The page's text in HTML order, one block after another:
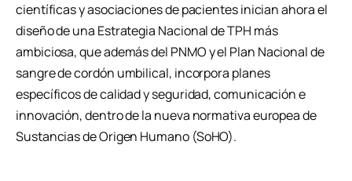
científicas y asociaciones de pacientes inician ahora el
diseño de una Estrategia Nacional de TPH más
ambiciosa, que además del PNMO y el Plan Nacional de
sangre de cordón umbilical, incorpora planes
específicos de calidad y seguridad, comunicación e
innovación, dentro de la nueva normativa europea de
Sustancias de Origen Humano (SoHO).